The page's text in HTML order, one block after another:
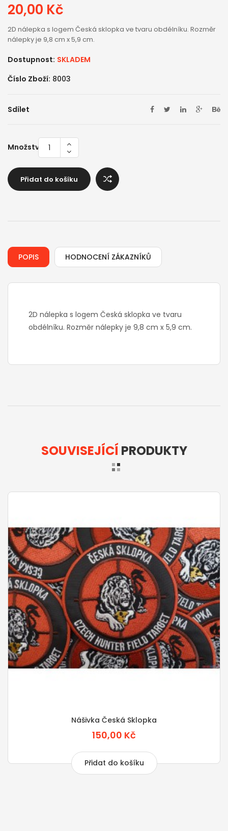
20,00 Kč
2D nálepka s logem Česká sklopka ve tvaru obdélníku. Rozměr
nálepky je 9,8 cm x 5,9 cm.
Dostupnost: SKLADEM
Číslo Zboží: 8003
Sdílet
Množství
Přidat do košíku
POPIS HODNOCENÍ ZÁKAZNÍKŮ
2D nálepka s logem Česká sklopka ve tvaru
obdélníku. Rozměr nálepky je 9,8 cm x 5,9 cm.
SOUVISEJÍCÍ PRODUKTY
Nášivka Česká Sklopka
150,00 Kč
Přidat do košíku